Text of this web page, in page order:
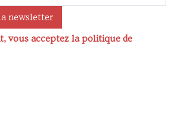
vous acceptez la politique de